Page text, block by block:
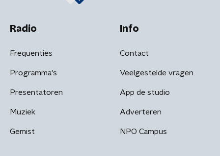
Radio
Frequenties
Programma's
Presentatoren
Muziek
Gemist
Info
Contact
Veelgestelde vragen
App de studio
Adverteren
NPO Campus